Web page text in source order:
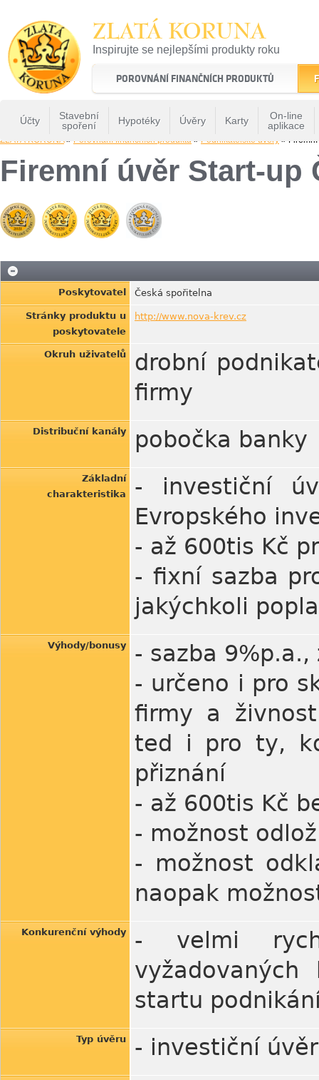
ZLATÁ KORUNA
Inspirujte se nejlepšími produkty roku
22 let tradice a kvality na finančním trhu
POROVNÁNÍ FINANČNÍCH PRODUKTŮ
Účty
Stavební
spoření
Hypotéky Úvěry Karty
On-line
aplikace
ZLATÁ KORUNA» Porovnání finančních produktů » Podnikatelské úvěry »
Firemní úvěr Start-up
Poskytovatel Česká spořitelna
Stránky produktu u
poskytovatele
http://www.nova-krev.cz
Okruh uživatelů
drobní
firmy
Distribuční kanály pobočka banky
Základní
charakteristika
- investiční
Evropského
- až 600tis Kč
- fixní sazba
jakýchkoli
Výhody/bonusy
- sazba
- určeno i pro
firmy a
ted i pro ty,
přiznání
- až 600tis Kč
- možnost
- možnost
naopak
Konkurenční výhody
- velmi
startu
Typ úvěru - investiční